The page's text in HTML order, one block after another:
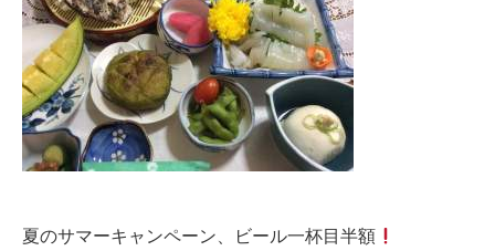
夏のサマーキャンペーン、ビール一杯目半額